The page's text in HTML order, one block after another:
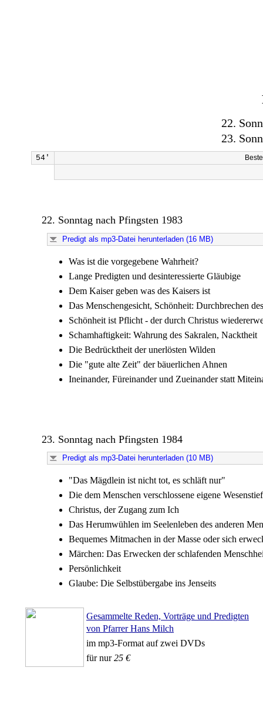
22.
23.
54'
22. Sonntag nach Pfingsten 1983
Predigt als mp3-Datei herunterladen (16 MB)
Was ist die vorgegebene Wahrheit?
Lange Predigten und desinteressierte Gläubige
Dem Kaiser geben was des Kaisers ist
Das Menschengesicht, Schönheit: Durchbrechen
Schönheit ist Pflicht - der durch Christus
Schamhaftigkeit: Wahrung des Sakralen, Nacktheit
Die Bedrücktheit der unerlösten Wilden
Die "gute alte Zeit" der bäuerlichen Ahnen
Ineinander, Füreinander und Zueinander statt
23. Sonntag nach Pfingsten 1984
Predigt als mp3-Datei herunterladen (10 MB)
"Das Mägdlein ist nicht tot, es schläft nur"
Die dem Menschen verschlossene eigene
Christus, der Zugang zum Ich
Das Herumwühlen im Seelenleben des anderen
Bequemes Mitmachen in der Masse oder sich
Märchen: Das Erwecken der schlafenden
Persönlichkeit
Glaube: Die Selbstübergabe ins Jenseits
Gesammelte Reden, Vorträge und Predigten
von Pfarrer Hans Milch
im mp3-Format auf zwei DVDs
für nur25 €